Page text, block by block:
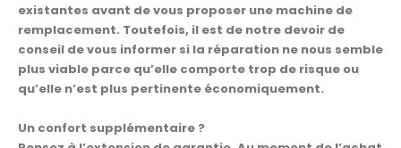
existantes avant de vous proposer une machine de
remplacement. Toutefois, il est de notre devoir de
conseil de vous informer si la réparation ne nous semble
plus viable parce qu’elle comporte trop de risque ou
qu’elle n’est plus pertinente économiquement.
Un confort supplémentaire ?